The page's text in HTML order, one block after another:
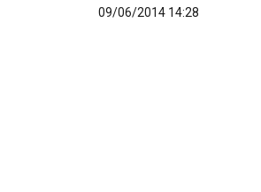
09/06/2014 14:28